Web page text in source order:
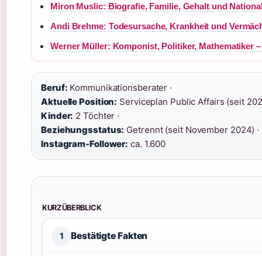
Miron Muslic: Biografie, Familie, Gehalt und
Andi Brehme: Todesursache, Krankheit und
Werner Müller: Komponist, Politiker, Mathematiker
Beruf: Kommunikationsberater ·
Aktuelle Position: Serviceplan Public Affairs (seit
Kinder: 2 Töchter ·
Beziehungsstatus: Getrennt (seit November 2024) ·
Instagram-Follower: ca. 1.600
KURZÜBERBLICK
1 Bestätigte Fakten